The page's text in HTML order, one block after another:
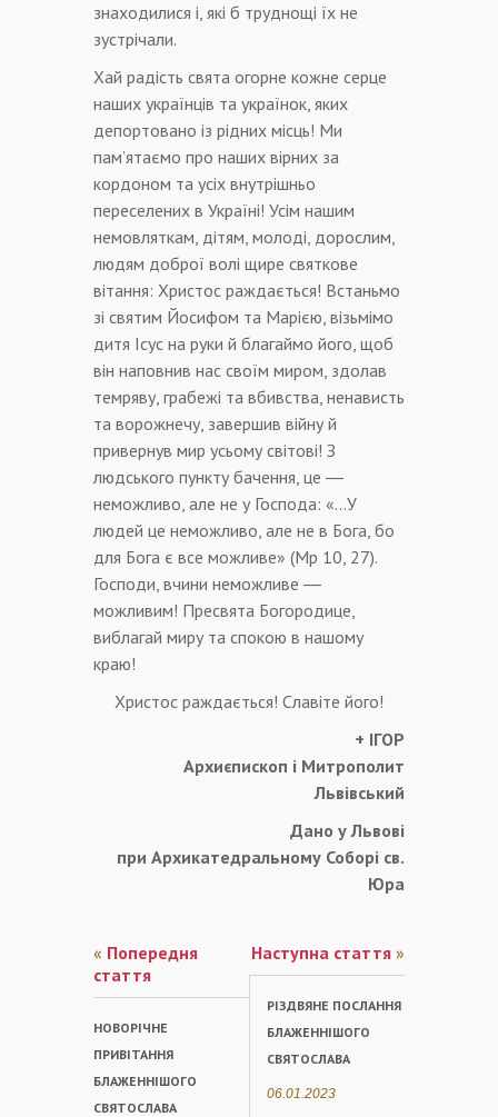
знаходилися і, які б труднощі їх не
зустрічали.
Хай радість свята огорне кожне серце
наших українців та українок, яких
депортовано із рідних місць! Ми
пам’ятаємо про наших вірних за
кордоном та усіх внутрішньо
переселених в Україні! Усім нашим
немовляткам, дітям, молоді, дорослим,
людям доброї волі щире святкове
вітання: Христос раждається! Встаньмо
зі святим Йосифом та Марією, візьмімо
дитя Ісус на руки й благаймо його, щоб
він наповнив нас своїм миром, здолав
темряву, грабежі та вбивства, ненависть
та ворожнечу, завершив війну й
привернув мир усьому світові! З
людського пункту бачення, це ―
неможливо, але не у Господа: «…У
людей це неможливо, але не в Бога, бо
для Бога є все можливе» (Мр 10, 27).
Господи, вчини неможливе ―
можливим! Пресвята Богородице,
виблагай миру та спокою в нашому
краю!
Христос раждається! Славіте його!
+ ІГОР
Архиєпископ і Митрополит
Львівський
Дано у Львові
при Архикатедральному Соборі св.
Юра
« Попередня
стаття
НОВОРІЧНЕ
ПРИВІТАННЯ
БЛАЖЕННІШОГО
СВЯТОСЛАВА
Наступна стаття »
РІЗДВЯНЕ ПОСЛАННЯ
БЛАЖЕННІШОГО
СВЯТОСЛАВА
06.01.2023